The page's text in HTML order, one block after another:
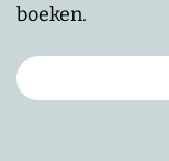
boeken.